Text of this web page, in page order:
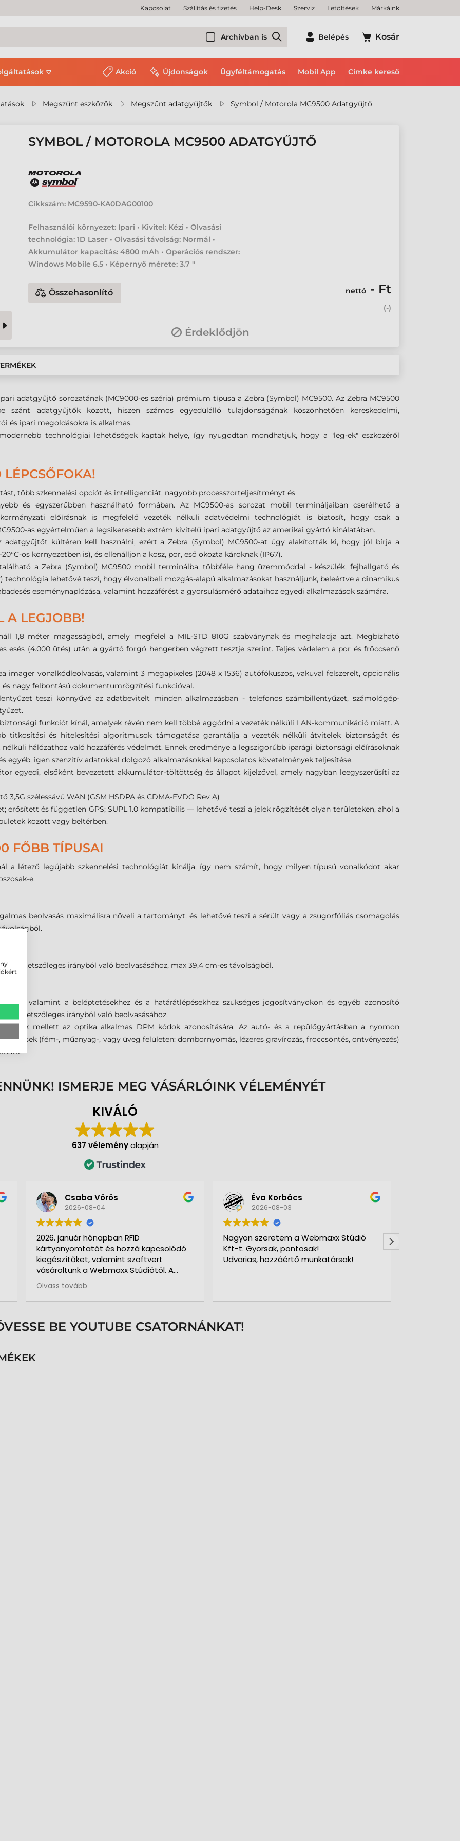
Kapcsolat Szállítás és fizetés Help-Desk Szerviz Letöltések Márkáink
Archívban is Belépés Kosár
Akció Újdonságok Ügyféltámogatás Mobil App Címke kereső
Megszűnt eszközök Megszűnt adatgyűjtők Symbol / Motorola MC9500 Adatgyűjtő
SYMBOL / MOTOROLA MC9500 ADATGYŰJTŐ
Cikkszám: MC9590-KA0DAG00100
Felhasználói környezet: Ipari • Kivitel: Kézi • Olvasási
technológia: 1D Laser • Olvasási távolság: Normál •
Akkumulátor kapacitás: 4800 mAh • Operációs rendszer:
Windows Mobile 6.5 • Képernyő mérete: 3.7 "
Összehasonlító nettó - Ft
(-)
Érdeklődjön
adatgyűjtő sorozatának (MC9000-es széria) prémium típusa a Zebra (Symbol) MC9500. Az Zebra MC9500
adatgyűjtők között, hiszen számos egyedülálló tulajdonságának köszönhetően kereskedelmi,
és ipari megoldásokra is alkalmas.
technológiai lehetőségek kaptak helye, így nyugodtan mondhatjuk, hogy a "leg-ek" eszközéről
több szkennelési opciót és intelligenciát, nagyobb processzorteljesítményt és
és egyszerűbben használható formában. Az MC9500-as sorozat mobil termináljaiban cserélhető a
előírásnak is megfelelő vezeték nélküli adatvédelmi technológiát is biztosít, hogy csak a
as egyértelműen a legsikeresebb extrém kivitelű ipari adatgyűjtő az amerikai gyártó kínálatában.
adatgyűjtőt kültéren kell használni, ezért a Zebra (Symbol) MC9500-at úgy alakították ki, hogy jól bírja a
os környezetben is), és ellenálljon a kosz, por, eső okozta károknak (IP67).
a Zebra (Symbol) MC9500 mobil terminálba, többféle hang üzemmóddal - készülék, fejhallgató és
technológia lehetővé teszi, hogy élvonalbeli mozgás-alapú alkalmazásokat használjunk, beleértve a dinamikus
eseménynaplózása, valamint hozzáférést a gyorsulásmérő adataihoz egyedi alkalmazások számára.
A LEGJOBB!
1,8 méter magasságból, amely megfelel a MIL-STD 810G szabványnak és meghaladja azt. Megbízható
esés (4.000 ütés) után a gyártó forgó hengerben végzett tesztje szerint. Teljes védelem a por és fröccsenő
imager vonalkódleolvasás, valamint 3 megapixeles (2048 x 1536) autófókuszos, vakuval felszerelt, opcionális
nagy felbontású dokumentumrögzítési funkcióval.
teszi könnyűvé az adatbevitelt minden alkalmazásban - telefonos számbillentyűzet, számológép-
funkciót kínál, amelyek révén nem kell többé aggódni a vezeték nélküli LAN-kommunikáció miatt. A
titkosítási és hitelesítési algoritmusok támogatása garantálja a vezeték nélküli átvitelek biztonságát és
hálózathoz való hozzáférés védelmét. Ennek eredménye a legszigorúbb iparági biztonsági előírásoknak
egyéb, igen szenzitív adatokkal dolgozó alkalmazásokkal kapcsolatos követelmények teljesítése.
egyedi, elsőként bevezetett akkumulátor-töltöttség és állapot kijelzővel, amely nagyban leegyszerűsíti az
3,5G szélessávú WAN (GSM HSDPA és CDMA-EVDO Rev A)
erősített és független GPS; SUPL 1.0 kompatibilis — lehetővé teszi a jelek rögzítését olyan területeken, ahol a
között vagy beltérben.
FŐBB TÍPUSAI
a létező legújabb szkennelési technológiát kínálja, így nem számít, hogy milyen típusú vonalkódot akar
e.
beolvasás maximálisra növeli a tartományt, és lehetővé teszi a sérült vagy a zsugorfóliás csomagolás
tetszőleges irányból való beolvasásához, max 39,4 cm-es távolságból.
valamint a beléptetésekhez és a határátlépésekhez szükséges jogosítványokon és egyéb azonosító
tetszőleges irányból való beolvasásához.
kódok mellett az optika alkalmas DPM kódok azonosítására. Az autó- és a repülőgyártásban a nyomon
(fém-, műanyag-, vagy üveg felületen: dombornyomás, lézeres gravírozás, fröccsöntés, öntvényezés)
ISMERJE MEG VÁSÁRLÓINK VÉLEMÉNYÉT
KIVÁLÓ
637 véleményalapján
Csaba Vörös
2026-08-04
2026. január hónapban RFID
kártyanyomtatót és hozzá kapcsolódó
kiegészítőket, valamint szoftvert
vásároltunk a Webmaxx Stúdiótól. A
beszerzés megkezdése előtt segítettek
az igényeink szerinti típus
kiválasztásában. Minden rendben és
személyesen üzemelte be a nyomtatót
és a hozzá kapcsolódó szoftvert. Pár
Olvass tovább
Éva Korbács
2026-08-03
Nagyon szeretem a Webmaxx Stúdió
Kft-t. Gyorsak, pontosak!
Udvarias, hozzáértő munkatársak!
BE YOUTUBE CSATORNÁNKAT!